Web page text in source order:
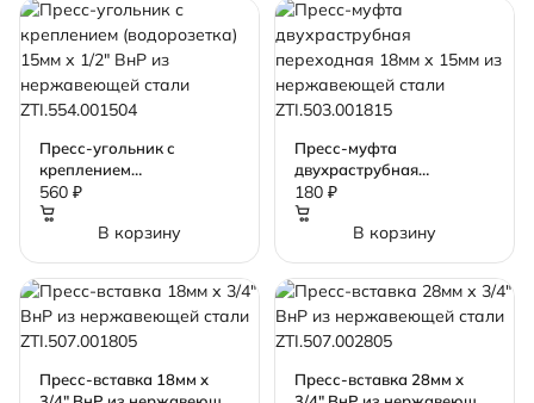
Пресс-угольник с
креплением
(водорозетка) 15мм х 1/2"
ВнР из нержавеющей
стали ZTI.554.001504
560 ₽
В корзину
Пресс-муфта
двухраструбная
переходная 18мм х 15мм
из нержавеющей стали
ZTI.503.001815
180 ₽
В корзину
Пресс-вставка 18мм х
Пресс-вставка 28мм х